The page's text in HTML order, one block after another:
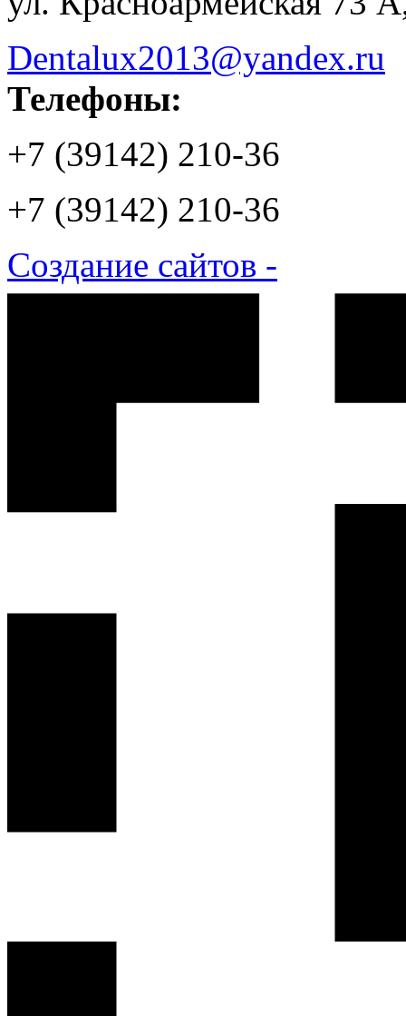
Dentalux2013@yandex.ru
Телефоны:
+7 (39142) 210-36
+7 (39142) 210-36
Создание сайтов -